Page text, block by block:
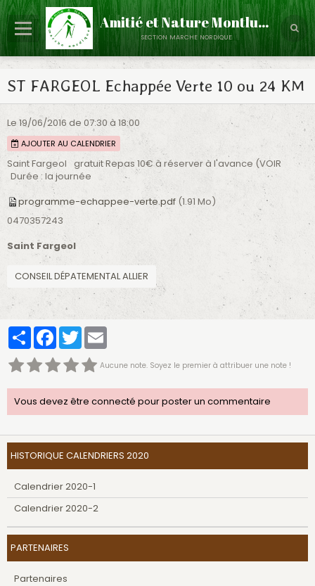
Amitié et Nature Montluçon
section marche nordique
Page d'accueil
Annuaire
Vidéos
ST FARGEOL Echappée Verte 10 ou 24 KM
Le 19/06/2016 de 07:30 à 18:00
AJOUTER AU CALENDRIER
Saint Fargeol
gratuit Repas 10€ à réserver à l'avance (VOIR
Durée : la journée
programme-echappee-verte.pdf (1.91 Mo)
0470357243
Saint Fargeol
CONSEIL DÉPATEMENTAL ALLIER
PartagerFacebook
Twitter
Aucune note. Soyez le premier à attribuer une note !
Vous devez être connecté pour poster un commentaire
HISTORIQUE CALENDRIERS 2020
Calendrier 2020-1
Calendrier 2020-2
PARTENAIRES
Partenaires